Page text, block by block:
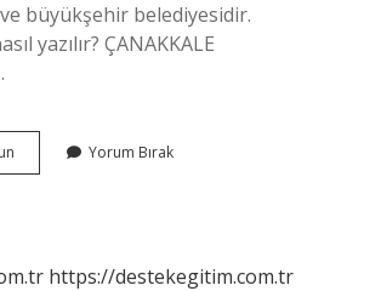
ve büyükşehir belediyesidir.
yazılır? ÇANAKKALE
Ili
Yorum Bırak
https://destekegitim.com.tr